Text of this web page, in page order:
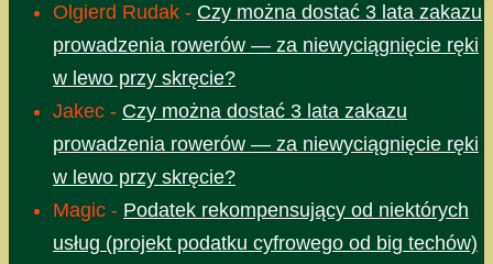
Olgierd Rudak - Czy można dostać 3 lata zakazu
prowadzenia rowerów — za niewyciągnięcie ręki
w lewo przy skręcie?
Jakec - Czy można dostać 3 lata zakazu
prowadzenia rowerów — za niewyciągnięcie ręki
w lewo przy skręcie?
Magic - Podatek rekompensujący od niektórych
usług (projekt podatku cyfrowego od big techów)